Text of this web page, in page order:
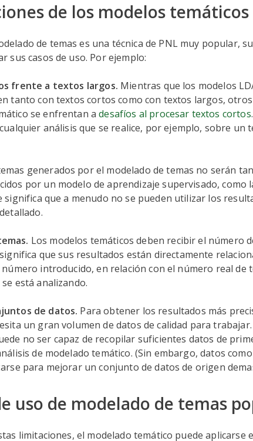
de los modelos temáticos
de temas es una técnica de PNL muy popular,
sus casos de uso. Por ejemplo:
frente a textos largos. Mientras que los modelos
tanto con textos cortos como con textos largos,
se enfrentan adesafíos al procesar textos cortos
análisis que se realice, por ejemplo, sobre un
generados por el modelado de temas no serán
por un modelo de aprendizaje supervisado, como
significa que a menudo no se pueden utilizar los
Los modelos temáticos deben recibir el número
que sus resultados están directamente
introducido, en relación con el número real de
está analizando.
de datos. Para obtener los resultados más
un gran volumen de datos de calidad para
no ser capaz de recopilar suficientes datos de
de modelado temático. (Sin embargo, datos
para mejorar un conjunto de datos de origen
uso de modelado de temas
limitaciones, el modelado temático puede aplicarse